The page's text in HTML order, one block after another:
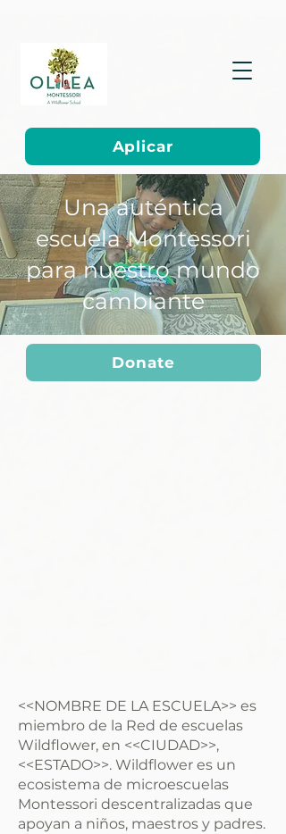
Aplicar
Donate
Una auténtica
escuela Montessori
para nuestro mundo
cambiante
<<NOMBRE DE LA ESCUELA>> es
miembro de la Red de escuelas
Wildflower, en <<CIUDAD>>,
<<ESTADO>>. Wildflower es un
ecosistema de microescuelas
Montessori descentralizadas que
apoyan a niños, maestros y padres.